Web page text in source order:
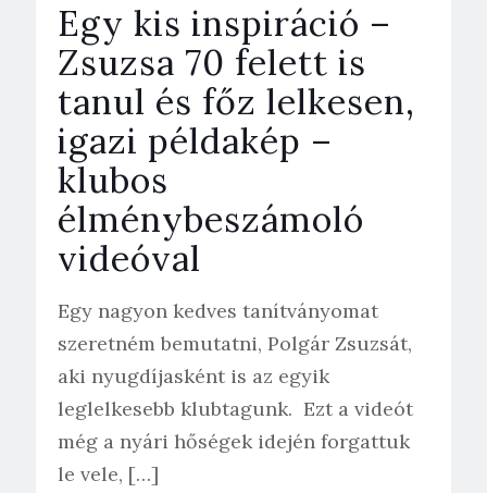
Egy kis inspiráció –
Zsuzsa 70 felett is
tanul és főz lelkesen,
igazi példakép –
klubos
élménybeszámoló
videóval
Egy nagyon kedves tanítványomat
szeretném bemutatni, Polgár Zsuzsát,
aki nyugdíjasként is az egyik
leglelkesebb klubtagunk. Ezt a videót
még a nyári hőségek idején forgattuk
le vele, […]